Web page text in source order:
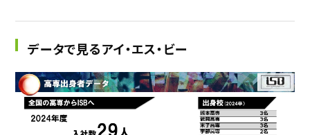
データで見るアイ・エス・ビー